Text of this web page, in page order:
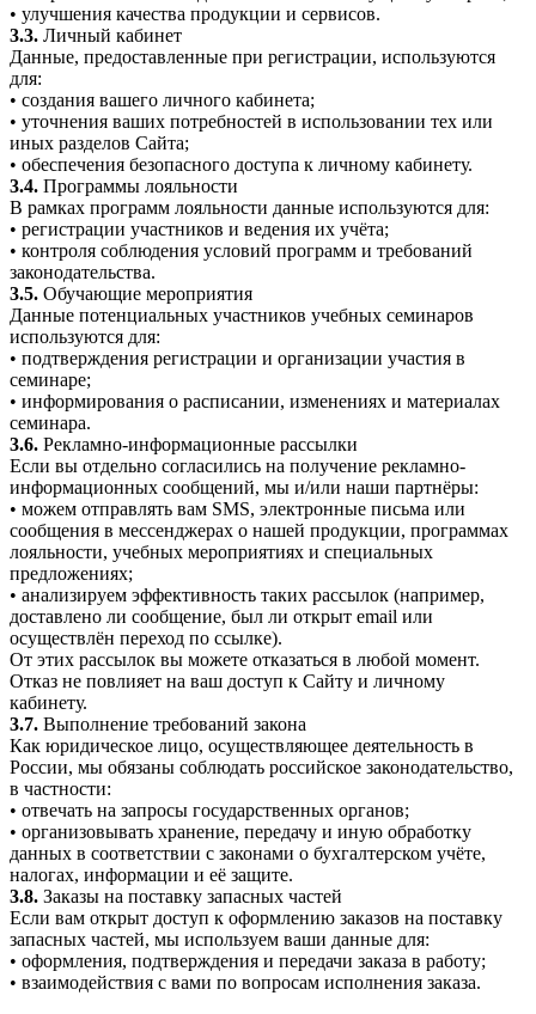
• улучшения качества продукции и сервисов.
3.3. Личный кабинет
Данные, предоставленные при регистрации, используются
для:
• создания вашего личного кабинета;
• уточнения ваших потребностей в использовании тех или
иных разделов Сайта;
• обеспечения безопасного доступа к личному кабинету.
3.4. Программы лояльности
В рамках программ лояльности данные используются для:
• регистрации участников и ведения их учёта;
• контроля соблюдения условий программ и требований
законодательства.
3.5. Обучающие мероприятия
Данные потенциальных участников учебных семинаров
используются для:
• подтверждения регистрации и организации участия в
семинаре;
• информирования о расписании, изменениях и материалах
семинара.
3.6. Рекламно-информационные рассылки
Если вы отдельно согласились на получение рекламно-
информационных сообщений, мы и/или наши партнёры:
• можем отправлять вам SMS, электронные письма или
сообщения в мессенджерах о нашей продукции, программах
лояльности, учебных мероприятиях и специальных
предложениях;
• анализируем эффективность таких рассылок (например,
доставлено ли сообщение, был ли открыт email или
осуществлён переход по ссылке).
От этих рассылок вы можете отказаться в любой момент.
Отказ не повлияет на ваш доступ к Сайту и личному
кабинету.
3.7. Выполнение требований закона
Как юридическое лицо, осуществляющее деятельность в
России, мы обязаны соблюдать российское законодательство,
в частности:
• отвечать на запросы государственных органов;
• организовывать хранение, передачу и иную обработку
данных в соответствии с законами о бухгалтерском учёте,
налогах, информации и её защите.
3.8. Заказы на поставку запасных частей
Если вам открыт доступ к оформлению заказов на поставку
запасных частей, мы используем ваши данные для:
• оформления, подтверждения и передачи заказа в работу;
• взаимодействия с вами по вопросам исполнения заказа.